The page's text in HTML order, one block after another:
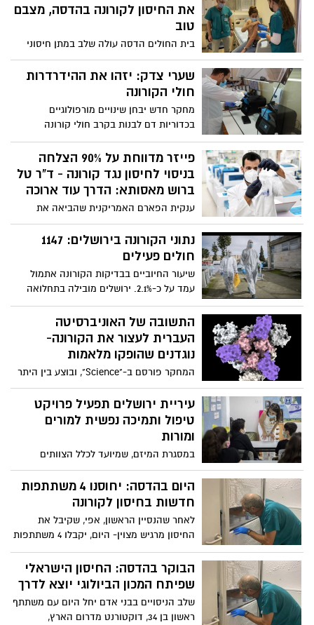
את החיסון לקורונה בהדסה, מצבם
טוב
בית החולים הדסה עולה שלב במתן חיסוני
קורונה: עד כה חוסנו 23 אנשים בשבועיים
הבאים יעלה המספר ל-40 מתחסנים
שערי צדק: יזהו את ההידרדרות
חולי הקורונה
מחקר חדש יבחן שינויים מורפולוגיים
בכדוריות דם לבנות בקרב חולי קורונה
במטרה לזהות מוקדם הידרדרות במצבם
הבריאותי. המחקר יתאפשר באמצעות דגימות
דם מהביובנק הגדול שהקים בית החולים
שערי צדק ובדיקתן באמצעות מכשיר ה-
Sight OLO
פייזר מדווחת על 90% הצלחה
בניסוי לחיסון נגד קורונה - ד"ר טל
ברוש מאסותא: הדרך עוד ארוכה
ענקית הפארם האמריקנית שהביאה את
הוויאגרה, עושה זאת שוב: חברת פייזר
הודיעה כי החיסון שפיתחה נגד קורונה נמצא
יעיל ב-90% מהמקרים. החברה צפויה להגיש
גורמים בממשלה ציינו כי מתנהל משא ומתן
מתקדם בין ישראל לענקית הפארם לקבלת
זיהומיות בביה"ח אסותא אשדוד: "זו אכן
בשורה משמחת, אך חשוב להדגיש שהדרך
לחיסונים בקופת החולים באשדוד עוד ארוכה"
נתוני הקורונה בירושלים: 1147
חולים פעילים
שיעור החיוביים בבדיקות הקורונה אתמול
עמד על כ-2.1%. ירושלים מובילה בתחלואה
עם 492 נדבקים. עיריית ירושלים קוראת
לתושבים לצאת ולהיבדק
התשובה של האוניברסיטה
העברית לעצור את הקורונה-
נוגדנים שהופקו מלאמות
המחקר פורסם ב-"Science", ובוצע בין היתר
בהובלת ד"ר דינה שניידמן וצוותה מהאונ'
העברית, שטוענת כי "בהשוואה לטיפולים
בנוגדנים סטנדרטיים שנמצאים כרגע בשלבים
קליניים מתקדמים, שהם יקרים מאוד ויכולים
לייצר ננו-נוגדנים מהונדסים בזול, בקנה מידה
ננו-נוגדנים שיצרו החוקרים במחקרם נמצא
כעת בשלב הניסויים הפרה-קליניים
עיריית ירושלים תפעיל פרויקט
טיפול ותמיכה נפשית למורים
ומורות
במסגרת המיזם, שמיועד לכלל הצוותים
בחינוך היסודי, העל-יסודי והחינוך המיוחד,
מוצע לצוותי החינוך מערך תמיכה במגוון
צורות: טיפול רגשי אישי, 'זמן אוויר' - סדנאות
תמיכה לצוותי ניהול
היום בהדסה: יחוסנו 4 משתתפות
חדשות בחיסון לקורונה
לאחר שהנסיין הראשון, אפי, שקיבל את
החיסון מרגיש מצוין- היום, יקבלו 4 משתתפות
נוספות את החיסון לאחר שנמצאו מתאימות
בבדיקות רפואיות
הבוקר בהדסה: החיסון הישראלי
שפיתח המכון הביולוגי יוצא לדרך
שלב הניסויים בבני אדם יחל היום עם משתתף
ראשון בן 34, דוקטורנט מדרום הארץ,